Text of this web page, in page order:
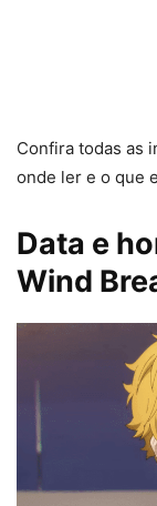
Confira todas as
onde ler e o que
Data e
Wind